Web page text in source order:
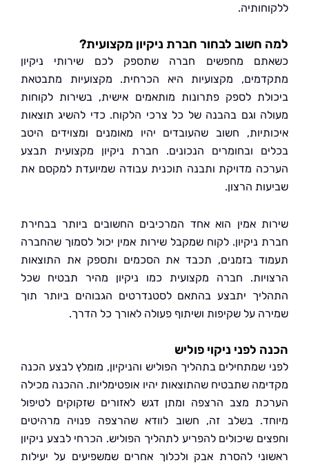
חשוב לבחור חברת ניקיון מקצועית?
מחפשים חברה שתספק לכם שירותי ניקיון
מקצועיות היא הכרחית. מקצועיות מתבטאת
לספק פתרונות מותאמים אישית, בשירות לקוחות
וגם בהבנה של כל צרכי הלקוח. כדי להשיג תוצאות
חשוב שהעובדים יהיו מאומנים ומצוידים היטב
ובחומרים הנכונים. חברת ניקיון מקצועית תבצע
מדויקת ותבנה תוכנית עבודה שמיועדת למקסם את
הרצון.
אמין הוא אחד המרכיבים החשובים ביותר בבחירת
ניקיון. לקוח שמקבל שירות אמין יכול לסמוך שהחברה
בזמנים, תכבד את הסכמים ותספק את התוצאות
חברה מקצועית כמו ניקיון מהיר תבטיח שכל
יתבצע בהתאם לסטנדרטים הגבוהים ביותר תוך
על שקיפות ושיתוף פעולה לאורך כל הדרך.
לפני ניקוי פוליש
שמתחילים בתהליך הפוליש והניקיון, מומלץ לבצע הכנה
שתבטיח שהתוצאות יהיו אופטימליות. ההכנה מכילה
מצב הרצפה ומתן דגש לאזורים שזקוקים לטיפול
בשלב זה, חשוב לוודא שהרצפה פנויה מרהיטים
שיכולים להפריע לתהליך הפוליש. הכרחי לבצע ניקיון
להסרת אבק ולכלוך אחרים שמשפיעים על יעילות